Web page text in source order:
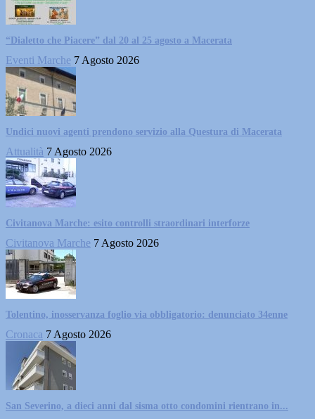
“Dialetto che Piacere” dal 20 al 25 agosto a Macerata
Eventi Marche 7 Agosto 2026
Undici nuovi agenti prendono servizio alla Questura di Macerata
Attualità 7 Agosto 2026
Civitanova Marche: esito controlli straordinari interforze
Civitanova Marche 7 Agosto 2026
Tolentino, inosservanza foglio via obbligatorio: denunciato 34enne
Cronaca 7 Agosto 2026
San Severino, a dieci anni dal sisma otto condomini rientrano in...